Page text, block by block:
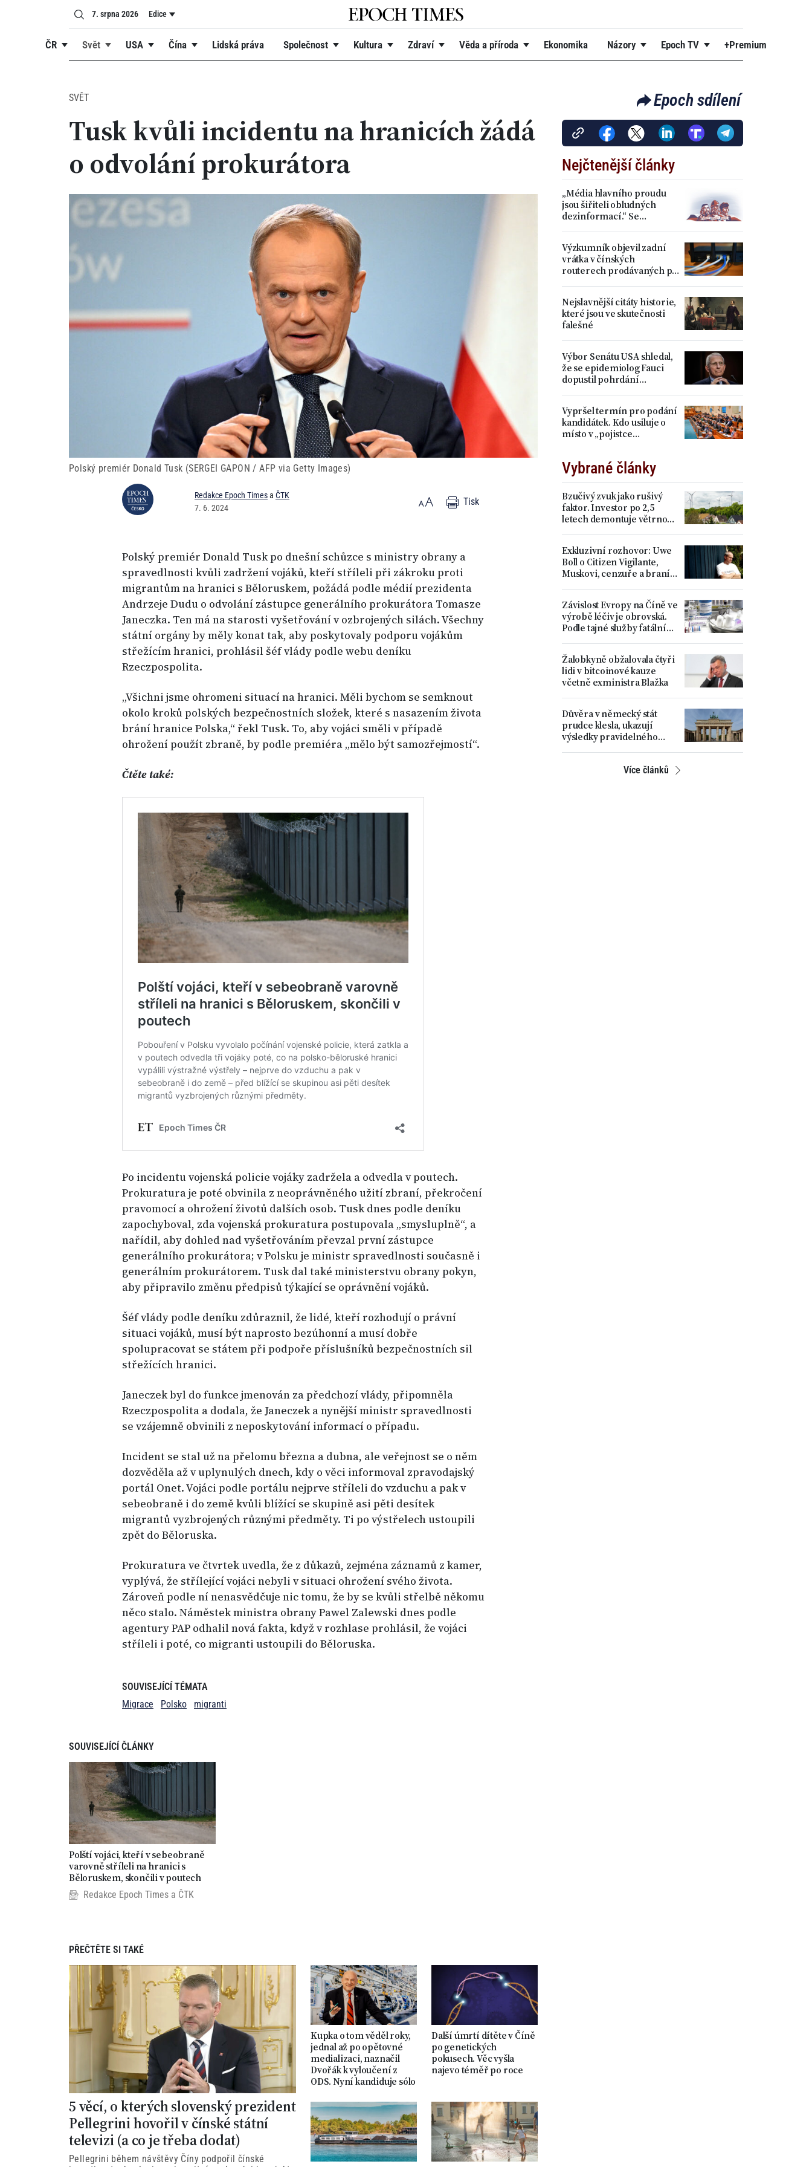
7. srpna 2026 Edice
ČR Svět USA Čína Lidská práva Společnost Kultura Zdraví Věda a příroda Ekonomika Názory Epoch TV +Premium
SVĚT
Tusk kvůli incidentu na hranicích žádá
o odvolání prokurátora
Polský premiér Donald Tusk (SERGEI GAPON / AFP via Getty Images)
Redakce Epoch Timesa ČTK
7. 6. 2024
Tisk
Polský premiér Donald Tusk po dnešní schůzce s ministry obrany a
spravedlnosti kvůli zadržení vojáků, kteří stříleli při zákroku proti
migrantům na hranici s Běloruskem, požádá podle médií prezidenta
Andrzeje Dudu o odvolání zástupce generálního prokurátora Tomasze
Janeczka. Ten má na starosti vyšetřování v ozbrojených silách. Všechny
státní orgány by měly konat tak, aby poskytovaly podporu vojákům
střežícím hranici, prohlásil šéf vlády podle webu deníku
Rzeczpospolita.
„Všichni jsme ohromeni situací na hranici. Měli bychom se semknout
okolo kroků polských bezpečnostních složek, které s nasazením života
brání hranice Polska,“ řekl Tusk. To, aby vojáci směli v případě
ohrožení použít zbraně, by podle premiéra „mělo být samozřejmostí“.
Čtěte také:
Po incidentu vojenská policie vojáky zadržela a odvedla v poutech.
Prokuratura je poté obvinila z neoprávněného užití zbraní, překročení
pravomocí a ohrožení životů dalších osob. Tusk dnes podle deníku
zapochyboval, zda vojenská prokuratura postupovala „smysluplně“, a
nařídil, aby dohled nad vyšetřováním převzal první zástupce
generálního prokurátora; v Polsku je ministr spravedlnosti současně i
generálním prokurátorem. Tusk dal také ministerstvu obrany pokyn,
aby připravilo změnu předpisů týkající se oprávnění vojáků.
Šéf vlády podle deníku zdůraznil, že lidé, kteří rozhodují o právní
situaci vojáků, musí být naprosto bezúhonní a musí dobře
spolupracovat se státem při podpoře příslušníků bezpečnostních sil
střežících hranici.
Janeczek byl do funkce jmenován za předchozí vlády, připomněla
Rzeczpospolita a dodala, že Janeczek a nynější ministr spravedlnosti
se vzájemně obvinili z neposkytování informací o případu.
Incident se stal už na přelomu března a dubna, ale veřejnost se o něm
dozvěděla až v uplynulých dnech, kdy o věci informoval zpravodajský
portál Onet. Vojáci podle portálu nejprve stříleli do vzduchu a pak v
sebeobraně i do země kvůli blížící se skupině asi pěti desítek
migrantů vyzbrojených různými předměty. Ti po výstřelech ustoupili
zpět do Běloruska.
Prokuratura ve čtvrtek uvedla, že z důkazů, zejména záznamů z kamer,
vyplývá, že střílející vojáci nebyli v situaci ohrožení svého života.
Zároveň podle ní nenasvědčuje nic tomu, že by se kvůli střelbě někomu
něco stalo. Náměstek ministra obrany Pawel Zalewski dnes podle
agentury PAP odhalil nová fakta, když v rozhlase prohlásil, že vojáci
stříleli i poté, co migranti ustoupili do Běloruska.
SOUVISEJÍCÍ TÉMATA
Migrace
Polsko migranti
SOUVISEJÍCÍ ČLÁNKY
Polští vojáci, kteří v sebeobraně
varovně stříleli na hranici s
Běloruskem, skončili v poutech
Redakce Epoch Times a ČTK
PŘEČTĚTE SI TAKÉ
5 věcí, o kterých slovenský prezident
Pellegrini hovořil v čínské státní
televizi (a co je třeba dodat)
Pellegrini během návštěvy Číny podpořil čínské
Kupka o tom věděl roky,
jednal až po opětovné
medializaci, naznačil
Dvořák k vyloučení z
ODS. Nyní kandiduje sólo
Další úmrtí dítěte v Číně
po genetických
pokusech. Věc vyšla
najevo téměř po roce
Epoch sdílení
Nejčtenější články
„Média hlavního proudu
jsou šiřiteli obludných
dezinformací.“ Se
Západu
Výzkumník objevil zadní
vrátka v čínských
routerech prodávaných po
Nejslavnější citáty historie,
které jsou ve skutečnosti
falešné
Výbor Senátu USA shledal,
že se epidemiolog Fauci
dopustil pohrdání
Vypršel termín pro podání
kandidátek. Kdo usiluje o
místo v „pojistce
Vybrané články
Bzučivý zvuk jako rušivý
faktor. Investor po 2,5
letech demontuje větrnou
Exkluzivní rozhovor: Uwe
Boll o Citizen Vigilante,
Muskovi, cenzuře a braní
Závislost Evropy na Číně ve
výrobě léčiv je obrovská.
Podle tajné služby fatální
Žalobkyně obžalovala čtyři
lidi v bitcoinové kauze
včetně exministra Blažka
Důvěra v německý stát
prudce klesla, ukazují
výsledky pravidelného
Více článků